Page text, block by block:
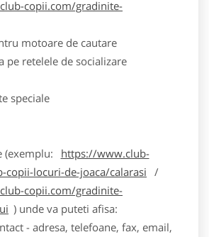
copii.com/gradinite-
motoare de cautare
pe retelele de socializare
speciale
(exemplu:
https://www.club-
copii-locuri-de-joaca/calarasi /
copii.com/gradinite-
) unde va puteti afisa:
- adresa, telefoane, fax, email,